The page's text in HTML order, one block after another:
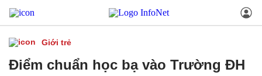
Giới trẻ
Điểm chuẩn học bạ vào Trường ĐH